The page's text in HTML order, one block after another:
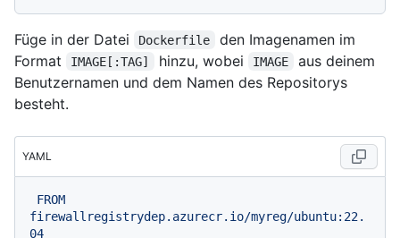
Füge in der Datei Dockerfile
den Imagenamen im
Format
IMAGE[:TAG] hinzu, wobei IMAGE
aus deinem
Benutzernamen und dem Namen des Repositorys
besteht.
YAML
FROM
firewallregistrydep.azurecr.io/myreg/ubuntu:22.
04